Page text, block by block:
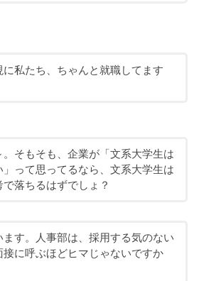
に私たち、ちゃんと就職してます
。そもそも、企業が「文系大学生は
」って思ってるなら、文系大学生は
で落ちるはずでしょ？
ます。人事部は、採用する気のない
接に呼ぶほどヒマじゃないですか